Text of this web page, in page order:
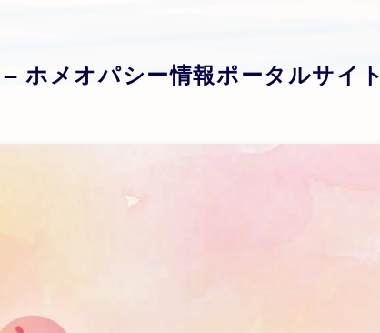
ホメオパシー情報ポータルサイト